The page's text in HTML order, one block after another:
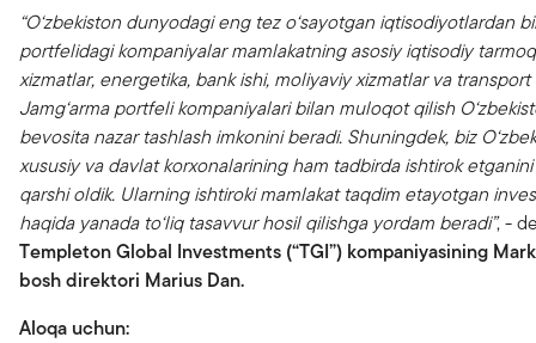
“O‘zbekiston dunyodagi eng tez o‘sayotgan iqtisodiyotlardan
portfelidagi kompaniyalar mamlakatning asosiy iqtisodiy
xizmatlar, energetika, bank ishi, moliyaviy xizmatlar va
Jamg‘arma portfeli kompaniyalari bilan muloqot qilish
bevosita nazar tashlash imkonini beradi. Shuningdek, biz
xususiy va davlat korxonalarining ham tadbirda ishtirok
qarshi oldik. Ularning ishtiroki mamlakat taqdim etayotgan
haqida yanada to‘liq tasavvur hosil qilishga yordam beradi”, -
Templeton Global Investments (“TGI”) kompaniyasining
bosh direktori Marius Dan.
Aloqa uchun: